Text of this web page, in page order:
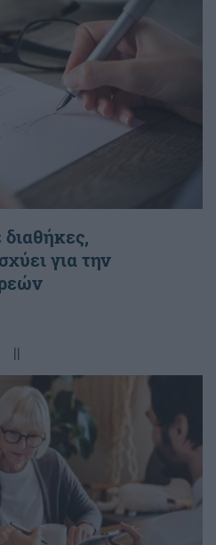
διαθήκες,
για την
||